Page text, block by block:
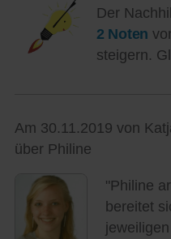
Der
2 Noten
steigern.
Am 30.11.2019 von
über Philine
"Philine
bereitet